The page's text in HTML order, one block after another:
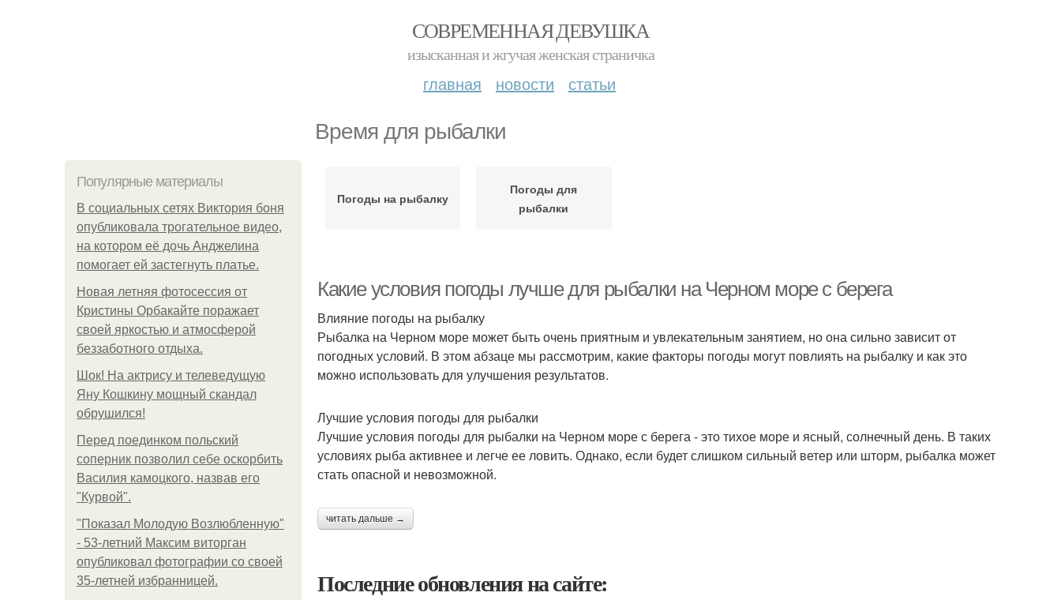
СОВРЕМЕННАЯ ДЕВУШКА
изысканная и жгучая женская страничка
главная новости статьи
Время для рыбалки
Популярные материалы
В социальных сетях Виктория боня
опубликовала трогательное видео,
на котором её дочь Анджелина
помогает ей застегнуть платье.
Новая летняя фотосессия от
Кристины Орбакайте поражает
своей яркостью и атмосферой
беззаботного отдыха.
Шок! На актрису и телеведущую
Яну Кошкину мощный скандал
обрушился!
Перед поединком польский
соперник позволил себе оскорбить
Василия камоцкого, назвав его
"Курвой".
"Показал Молодую Возлюбленную"
- 53-летний Максим виторган
опубликовал фотографии со своей
35-летней избранницей.
Погоды на рыбалку
Погоды для
рыбалки
Какие условия погоды лучше для рыбалки на Черном море с берега
Влияние погоды на рыбалку
Рыбалка на Черном море может быть очень приятным и увлекательным занятием, но она сильно зависит от
погодных условий. В этом абзаце мы рассмотрим, какие факторы погоды могут повлиять на рыбалку и как это
можно использовать для улучшения результатов.
Лучшие условия погоды для рыбалки
Лучшие условия погоды для рыбалки на Черном море с берега - это тихое море и ясный, солнечный день. В таких
условиях рыба активнее и легче ее ловить. Однако, если будет слишком сильный ветер или шторм, рыбалка может
стать опасной и невозможной.
читать дальше →
Последние обновления на сайте: